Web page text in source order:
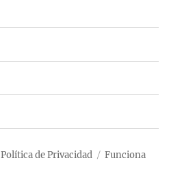
Política de Privacidad
Funciona